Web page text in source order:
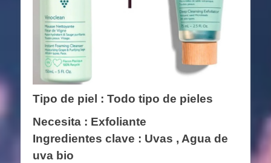
Tipo de piel : Todo tipo de pieles
Necesita : Exfoliante
Ingredientes clave : Uvas , Agua de
uva bio